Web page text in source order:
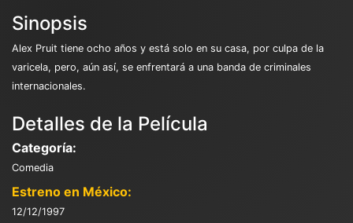
Sinopsis
Alex Pruit tiene ocho años y está solo en su casa, por culpa de la
varicela, pero, aún así, se enfrentará a una banda de criminales
internacionales.
Detalles de la Película
Categoría:
Comedia
Estreno en México:
12/12/1997